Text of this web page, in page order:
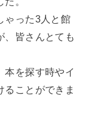
ゃった3人と館
、皆さんとても
本を探す時やイ
ことができま